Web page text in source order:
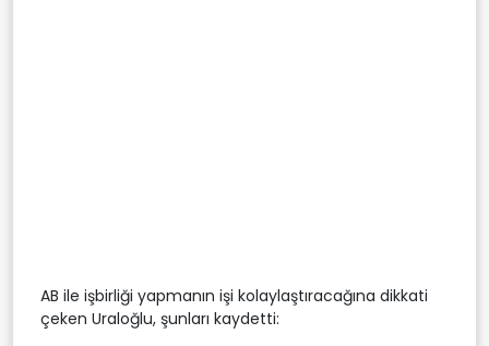
AB ile işbirliği yapmanın işi kolaylaştıracağına dikkati
çeken Uraloğlu, şunları kaydetti: